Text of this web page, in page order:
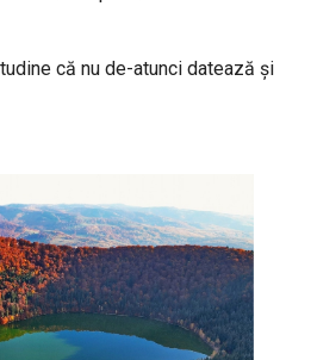
că nu de-atunci datează și